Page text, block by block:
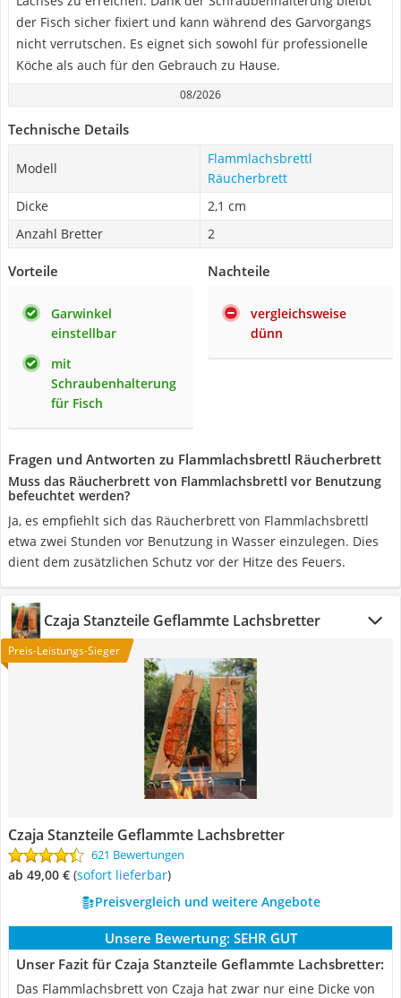
der Fisch sicher fixiert und kann während des Garvorgangs
nicht verrutschen. Es eignet sich sowohl für professionelle
Köche als auch für den Gebrauch zu Hause.
08/2026
Technische Details
Modell
Flammlachsbrettl
Räucherbrett
Dicke
2,1 cm
Anzahl Bretter
2
Vorteile
Garwinkel
einstellbar
mit
Schraubenhalterung
für Fisch
Nachteile
vergleichsweise
dünn
Fragen und Antworten zu Flammlachsbrettl Räucherbrett
Muss das Räucherbrett von ‎Flammlachsbrettl vor Benutzung
befeuchtet werden?
Ja, es empfiehlt sich das Räucherbrett von ‎Flammlachsbrettl
etwa zwei Stunden vor Benutzung in Wasser einzulegen. Dies
dient dem zusätzlichen Schutz vor der Hitze des Feuers.
Czaja Stanzteile Geflammte Lachsbretter
Preis-Leistungs-Sieger
Czaja Stanzteile Geflammte Lachsbretter
621 Bewertungen
ab 49,00 € ( Sofort lieferbar)
Preisvergleich und weitere Angebote
Unsere Bewertung: SEHR GUT
Unser Fazit für Czaja Stanzteile Geflammte Lachsbretter:
Das Flammlachsbrett von Czaja hat zwar nur eine Dicke von